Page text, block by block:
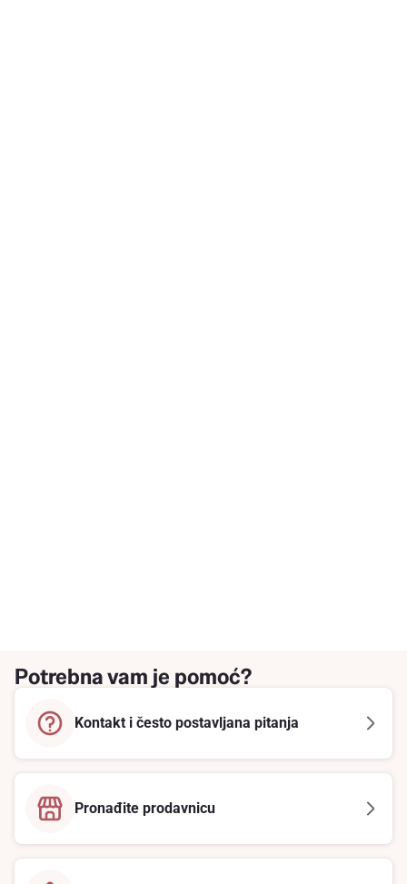
Potrebna vam je pomoć?
Kontakt i često postavljana pitanja
Pronađite prodavnicu